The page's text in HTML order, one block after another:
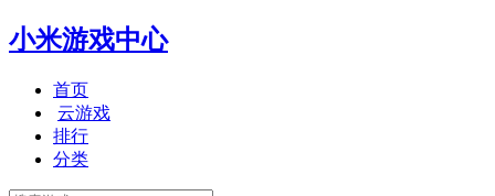
小米游戏中心
首页
云游戏
排行
分类